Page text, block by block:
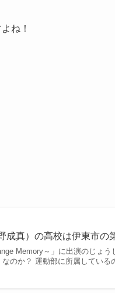
ね！
成真）の高校は伊東市の
Memory～」に出演のじょ
なのか？ 運動部に所属している